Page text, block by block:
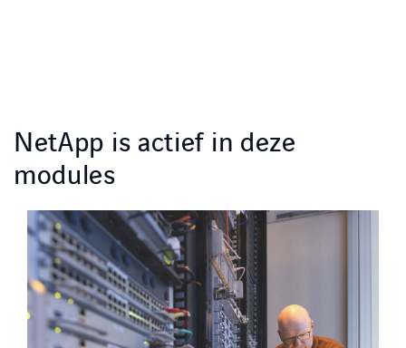
NetApp is actief in deze
modules